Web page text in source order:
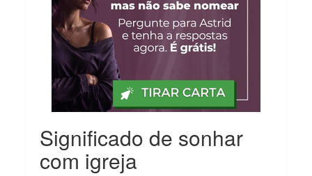
Significado de sonhar
com igreja